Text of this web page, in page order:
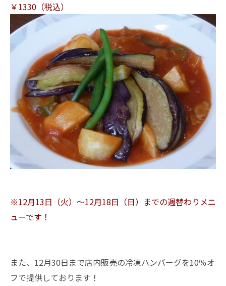
￥1330（税込）
※12月13日（火）～12月18日（日）までの週替わりメニ
ューです！
また、12月30日まで店内販売の冷凍ハンバーグを10％オ
フで提供しております！